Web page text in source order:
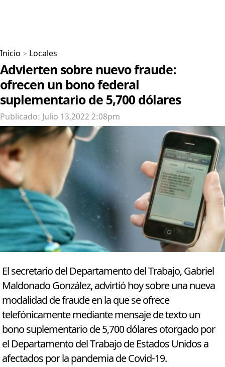
Inicio > Locales
Advierten sobre nuevo fraude:
ofrecen un bono federal
suplementario de 5,700 dólares
Publicado: Julio 13,2022 2:08pm
El secretario del Departamento del Trabajo, Gabriel
Maldonado González, advirtió hoy sobre una nueva
modalidad de fraude en la que se ofrece
telefónicamente mediante mensaje de texto un
bono suplementario de 5,700 dólares otorgado por
el Departamento del Trabajo de Estados Unidos a
afectados por la pandemia de Covid-19.